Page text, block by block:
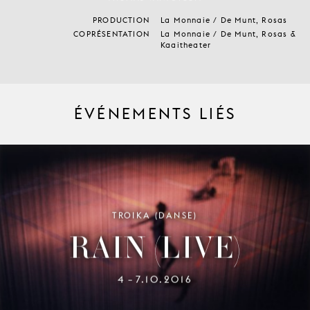
PRODUCTION
La Monnaie / De Munt, Rosas
COPRÉSENTATION
La Monnaie / De Munt, Rosas &
Kaaitheater
ÉVÉNEMENTS LIÉS
TROIKA (DANSE)
RAIN (LIVE)
4 – 7.10.2016